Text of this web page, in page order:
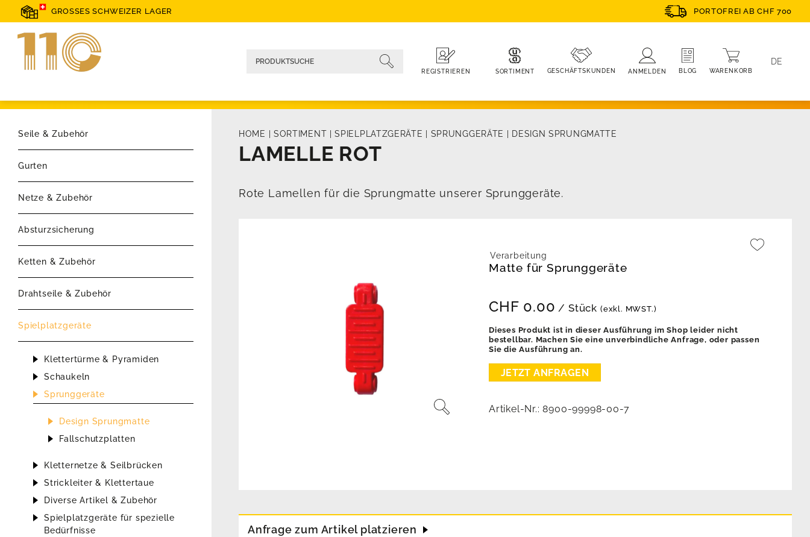
GROSSES SCHWEIZER LAGER PORTOFREI AB CHF 700
REGISTRIEREN SORTIMENT GESCHÄFTSKUNDEN ANMELDEN BLOG WARENKORB
DE
Seile & Zubehör
Gurten
Netze & Zubehör
Absturzsicherung
Ketten & Zubehör
Drahtseile & Zubehör
Spielplatzgeräte
Klettertürme & Pyramiden
Schaukeln
Sprunggeräte
Design Sprungmatte
Fallschutzplatten
Kletternetze & Seilbrücken
Strickleiter & Klettertaue
Diverse Artikel & Zubehör
Spielplatzgeräte für spezielle
Bedürfnisse
HOME SORTIMENT |SPIELPLATZGERÄTE SPRUNGGERÄTE DESIGN SPRUNGMATTE
LAMELLE ROT
Rote Lamellen für die Sprungmatte unserer Sprunggeräte.
Verarbeitung
Matte für Sprunggeräte
CHF 0.00 / Stück (exkl. MWST.)
Dieses Produkt ist in dieser Ausführung im Shop leider nicht
bestellbar. Machen Sie eine unverbindliche Anfrage, oder passen
Sie die Ausführung an.
Artikel-Nr.:8900-99998-00-7
Anfrage zum Artikel platzieren